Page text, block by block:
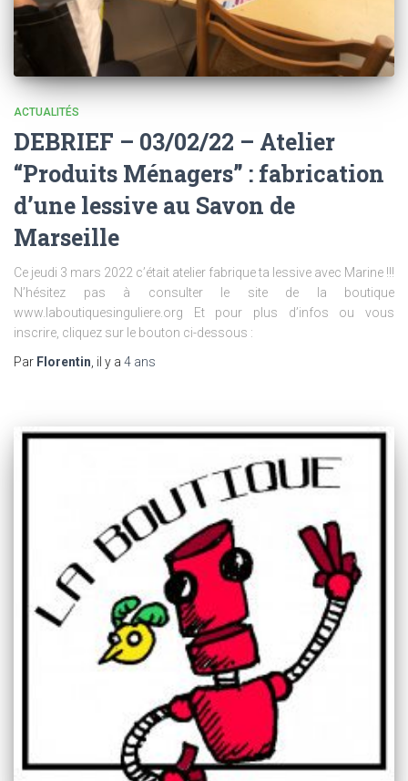
ACTUALITÉS
DEBRIEF – 03/02/22 – Atelier
“Produits Ménagers” : fabrication
d’une lessive au Savon de
Marseille
Ce jeudi 3 mars 2022 c’était atelier fabrique ta lessive avec Marine !!!
N’hésitez pas à consulter le site de la boutique
www.laboutiquesinguliere.org Et pour plus d’infos ou vous
inscrire, cliquez sur le bouton ci-dessous :
Par Florentin, il y a 4 ans